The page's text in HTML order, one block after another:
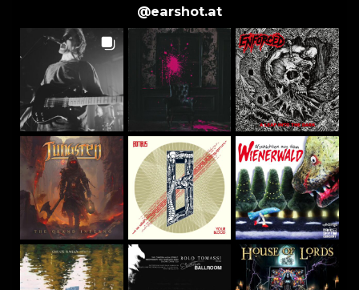
@earshot.at